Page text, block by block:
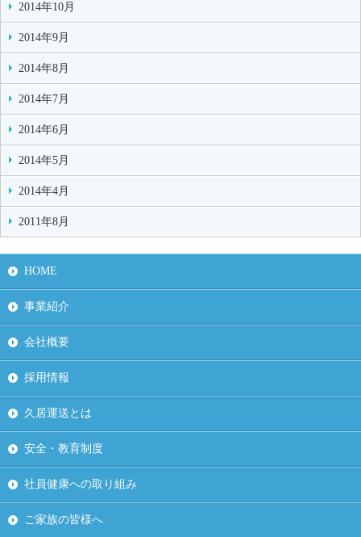
2014年10月
2014年9月
2014年8月
2014年7月
2014年6月
2014年5月
2014年4月
2011年8月
HOME
事業紹介
会社概要
採用情報
久居運送とは
安全・教育制度
社員健康への取り組み
ご家族の皆様へ